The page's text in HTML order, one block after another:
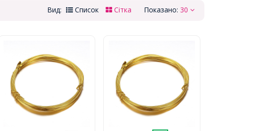
Показано: 30
Вид: Список Сітка